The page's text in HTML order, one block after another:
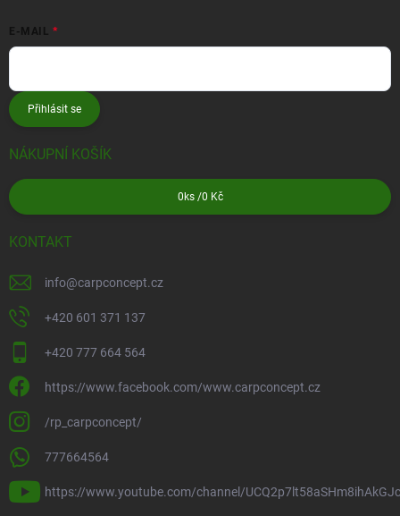
E-MAIL
Přihlásit se
NÁKUPNÍ KOŠÍK
0ks /0 Kč
KONTAKT
info@carpconcept.cz
+420 601 371 137
+420 777 664 564
https://www.facebook.com/www.carpconcept.cz
/rp_carpconcept/
777664564
https://www.youtube.com/channel/